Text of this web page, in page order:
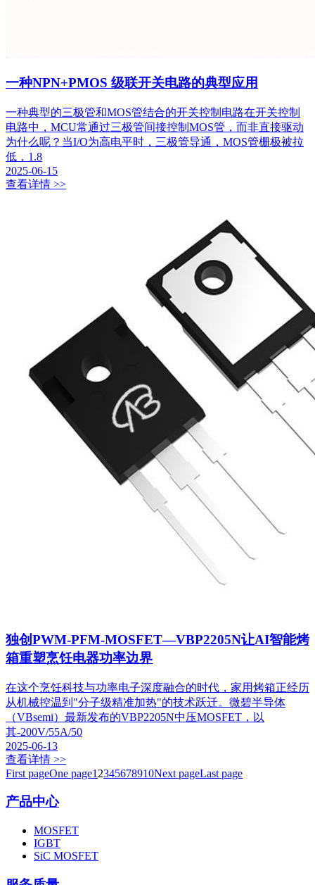
一种NPN+PMOS 级联开关电路的典型应用
一种典型的三极管和MOS管结合的开关控制电路在开关控制
电路中，MCU常通过三极管间接控制MOS管，而非直接驱动
为什么呢？当I/O为高电平时，三极管导通，MOS管栅极被拉
低，1.8
2025-06-15
查看详情 >>
独创PWM-PFM-MOSFET—VBP2205N让AI智能烤
箱重塑烹饪电器功率边界
在这个烹饪科技与功率电子深度融合的时代，家用烤箱正经历
从机械控温到"分子级精准加热"的技术跃迁。微碧半导体
（VBsemi）最新发布的VBP2205N中压MOSFET，以
其-200V/55A/50
2025-06-13
查看详情 >>
First pageOne page1 2345678910Next pageLast page
产品中心
MOSFET
IGBT
SiC MOSFET